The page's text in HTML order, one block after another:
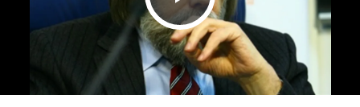
Play Video